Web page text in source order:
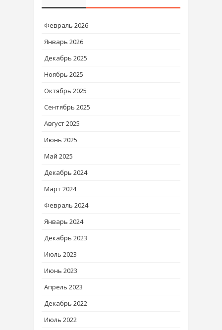
Февраль 2026
Январь 2026
Декабрь 2025
Ноябрь 2025
Октябрь 2025
Сентябрь 2025
Август 2025
Июнь 2025
Май 2025
Декабрь 2024
Март 2024
Февраль 2024
Январь 2024
Декабрь 2023
Июль 2023
Июнь 2023
Апрель 2023
Декабрь 2022
Июль 2022